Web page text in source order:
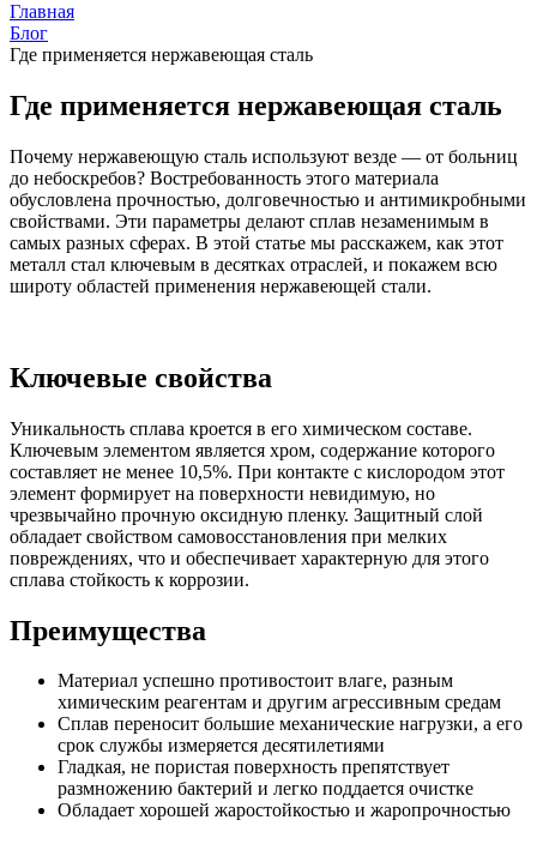
Главная
Блог
Где применяется нержавеющая сталь
Где применяется нержавеющая сталь
Почему нержавеющую сталь используют везде — от больниц
до небоскребов? Востребованность этого материала
обусловлена прочностью, долговечностью и антимикробными
свойствами. Эти параметры делают сплав незаменимым в
самых разных сферах. В этой статье мы расскажем, как этот
металл стал ключевым в десятках отраслей, и покажем всю
широту областей применения нержавеющей стали.
Ключевые свойства
Уникальность сплава кроется в его химическом составе.
Ключевым элементом является хром, содержание которого
составляет не менее 10,5%. При контакте с кислородом этот
элемент формирует на поверхности невидимую, но
чрезвычайно прочную оксидную пленку. Защитный слой
обладает свойством самовосстановления при мелких
повреждениях, что и обеспечивает характерную для этого
сплава стойкость к коррозии.
Преимущества
Материал успешно противостоит влаге, разным
химическим реагентам и другим агрессивным средам
Сплав переносит большие механические нагрузки, а его
срок службы измеряется десятилетиями
Гладкая, не пористая поверхность препятствует
размножению бактерий и легко поддается очистке
Обладает хорошей жаростойкостью и жаропрочностью